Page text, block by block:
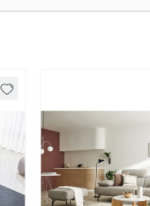
Bình Dương.
Nhất Hiện Nay!
trong các gia đình hiện nay.
của bạn thêm sang trọng
phong cách thiết kế nội